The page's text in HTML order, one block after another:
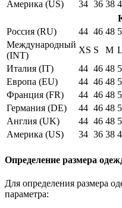
Америка (US)
34 36 38
Россия (RU)
44 46 48
Международный
(INT)
XS S M L
Италия (IT)
44 46 48
Европа (EU)
44 46 48
Франция (FR)
44 46 48
Германия (DE)
44 46 48
Англия (UK)
44 46 48
Америка (US)
34 36 38
Определение размера
Для определения размера
параметра: